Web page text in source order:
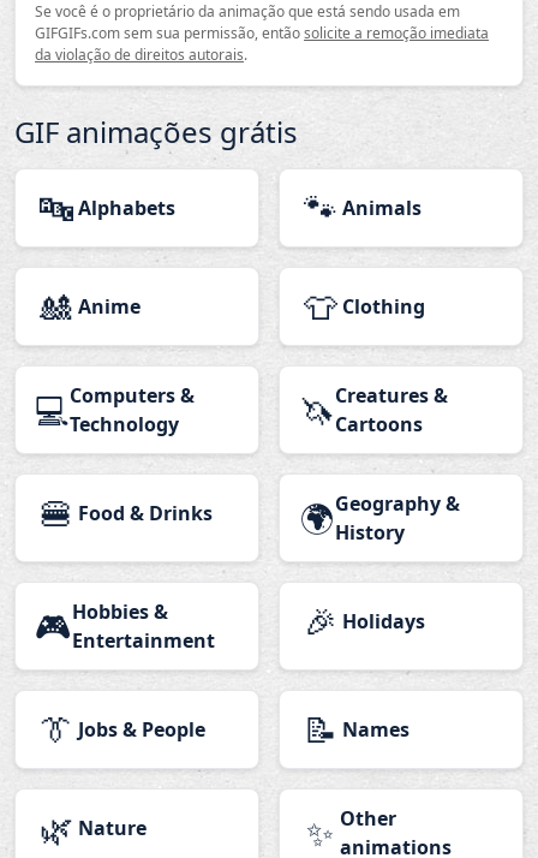
Se você é o proprietário da animação que está sendo usada em
GIFGIFs.com sem sua permissão, entãosolicite a remoção imediata
da violação de direitos autorais.
GIF animações grátis
🔤Alphabets 🐾 Animals
🎎 Anime 👕 Clothing
💻Computers &
Technology
🦄Creatures &
Cartoons
🍔 Food & Drinks 🌍Geography &
History
🎮Hobbies &
Entertainment
🎉 Holidays
👔 Jobs & People 📝 Names
🌿 Nature ✨ Other
animations